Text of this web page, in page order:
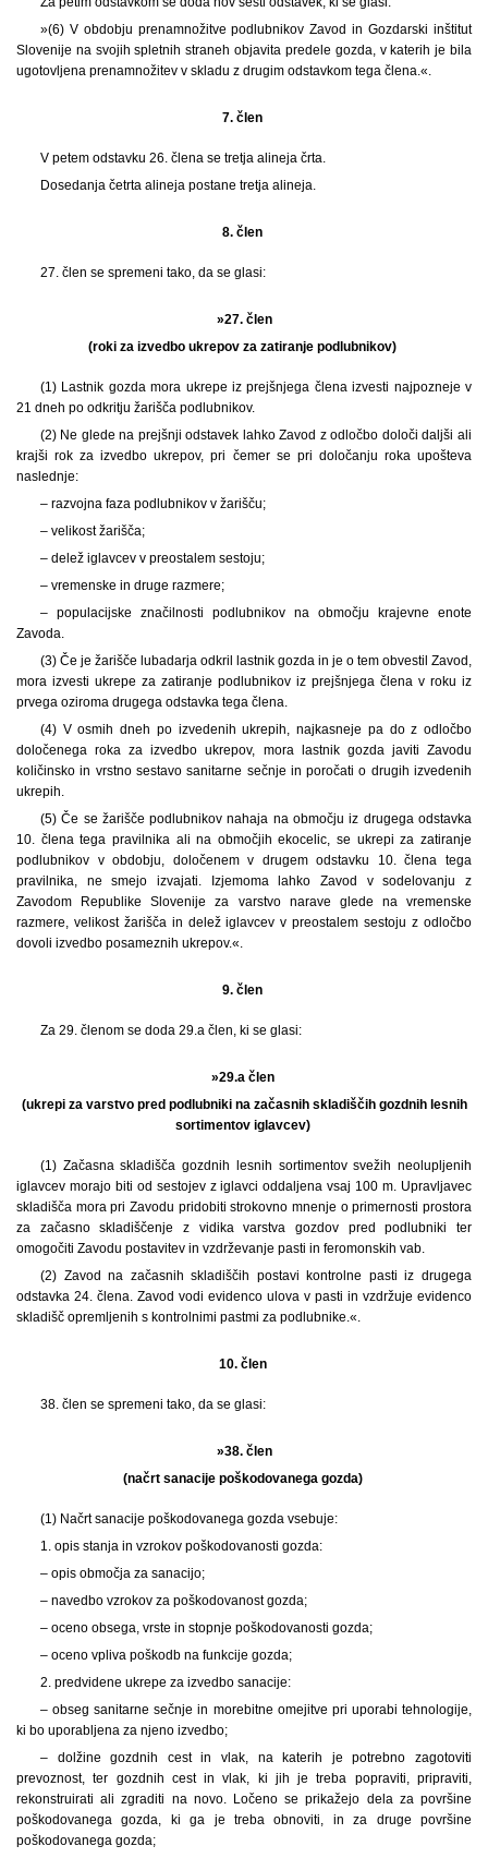
»(6) V obdobju prenamnožitve podlubnikov Zavod in Gozdarski inštitut
Slovenije na svojih spletnih straneh objavita predele gozda, v katerih je bila
ugotovljena prenamnožitev v skladu z drugim odstavkom tega člena.«.
7. člen
V petem odstavku 26. člena se tretja alineja črta.
Dosedanja četrta alineja postane tretja alineja.
8. člen
27. člen se spremeni tako, da se glasi:
»27. člen
(roki za izvedbo ukrepov za zatiranje podlubnikov)
(1) Lastnik gozda mora ukrepe iz prejšnjega člena izvesti najpozneje v
21 dneh po odkritju žarišča podlubnikov.
(2) Ne glede na prejšnji odstavek lahko Zavod z odločbo določi daljši ali
krajši rok za izvedbo ukrepov, pri čemer se pri določanju roka upošteva
naslednje:
– razvojna faza podlubnikov v žarišču;
– velikost žarišča;
– delež iglavcev v preostalem sestoju;
– vremenske in druge razmere;
– populacijske značilnosti podlubnikov na območju krajevne enote
Zavoda.
(3) Če je žarišče lubadarja odkril lastnik gozda in je o tem obvestil Zavod,
mora izvesti ukrepe za zatiranje podlubnikov iz prejšnjega člena v roku iz
prvega oziroma drugega odstavka tega člena.
(4) V osmih dneh po izvedenih ukrepih, najkasneje pa do z odločbo
določenega roka za izvedbo ukrepov, mora lastnik gozda javiti Zavodu
količinsko in vrstno sestavo sanitarne sečnje in poročati o drugih izvedenih
ukrepih.
(5) Če se žarišče podlubnikov nahaja na območju iz drugega odstavka
10. člena tega pravilnika ali na območjih ekocelic, se ukrepi za zatiranje
podlubnikov v obdobju, določenem v drugem odstavku 10. člena tega
pravilnika, ne smejo izvajati. Izjemoma lahko Zavod v sodelovanju z
Zavodom Republike Slovenije za varstvo narave glede na vremenske
razmere, velikost žarišča in delež iglavcev v preostalem sestoju z odločbo
dovoli izvedbo posameznih ukrepov.«.
9. člen
Za 29. členom se doda 29.a člen, ki se glasi:
»29.a člen
(ukrepi za varstvo pred podlubniki na začasnih skladiščih gozdnih lesnih
sortimentov iglavcev)
(1) Začasna skladišča gozdnih lesnih sortimentov svežih neolupljenih
iglavcev morajo biti od sestojev z iglavci oddaljena vsaj 100 m. Upravljavec
skladišča mora pri Zavodu pridobiti strokovno mnenje o primernosti prostora
za začasno skladiščenje z vidika varstva gozdov pred podlubniki ter
omogočiti Zavodu postavitev in vzdrževanje pasti in feromonskih vab.
(2) Zavod na začasnih skladiščih postavi kontrolne pasti iz drugega
odstavka 24. člena. Zavod vodi evidenco ulova v pasti in vzdržuje evidenco
skladišč opremljenih s kontrolnimi pastmi za podlubnike.«.
10. člen
38. člen se spremeni tako, da se glasi:
»38. člen
(načrt sanacije poškodovanega gozda)
(1) Načrt sanacije poškodovanega gozda vsebuje:
1. opis stanja in vzrokov poškodovanosti gozda:
– opis območja za sanacijo;
– navedbo vzrokov za poškodovanost gozda;
– oceno obsega, vrste in stopnje poškodovanosti gozda;
– oceno vpliva poškodb na funkcije gozda;
2. predvidene ukrepe za izvedbo sanacije:
– obseg sanitarne sečnje in morebitne omejitve pri uporabi tehnologije,
ki bo uporabljena za njeno izvedbo;
– dolžine gozdnih cest in vlak, na katerih je potrebno zagotoviti
prevoznost, ter gozdnih cest in vlak, ki jih je treba popraviti, pripraviti,
rekonstruirati ali zgraditi na novo. Ločeno se prikažejo dela za površine
poškodovanega gozda, ki ga je treba obnoviti, in za druge površine
poškodovanega gozda;